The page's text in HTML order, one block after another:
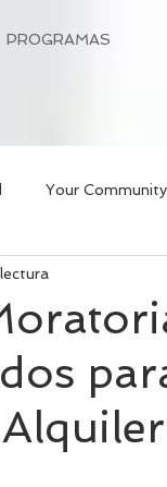
PROGRAMAS
Your Community